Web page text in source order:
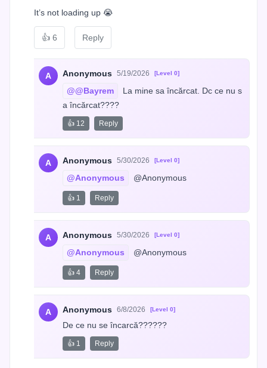
It’s not loading up 😭
👍 6 Reply
A Anonymous 5/19/2026 [Level 0]
@@Bayrem
La mine sa încărcat. Dc ce nu s
a încărcat????
👍 12 Reply
A Anonymous 5/30/2026 [Level 0]
@Anonymous @Anonymous
👍 1 Reply
A Anonymous 5/30/2026 [Level 0]
@Anonymous @Anonymous
👍 4 Reply
A Anonymous 6/8/2026 [Level 0]
De ce nu se încarcă??????
👍 1 Reply